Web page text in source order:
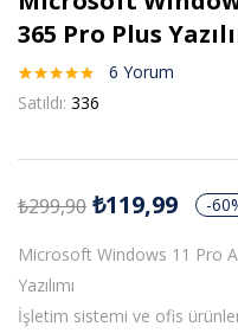
Beni Hatırla
365 Pro Plus
6müşteri
puanına
5.00puan
6 Yorum
Satıldı: 336
₺299,90 ₺119,99 -
Microsoft Windows 11 Pro
Yazılımı
İşletim sistemi ve ofis